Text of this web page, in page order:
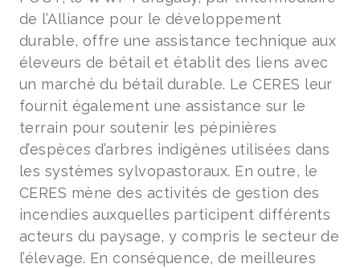
de l’Alliance pour le développement
durable, offre une assistance technique aux
éleveurs de bétail et établit des liens avec
un marché du bétail durable. Le CERES leur
fournit également une assistance sur le
terrain pour soutenir les pépinières
d’espèces d’arbres indigènes utilisées dans
les systèmes sylvopastoraux. En outre, le
CERES mène des activités de gestion des
incendies auxquelles participent différents
acteurs du paysage, y compris le secteur de
l’élevage. En conséquence, de meilleures